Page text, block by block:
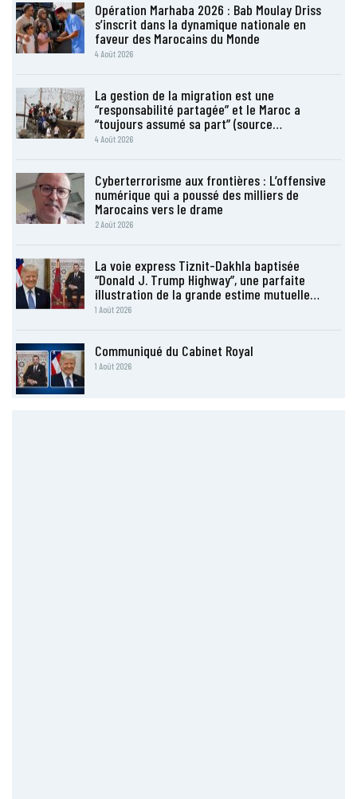
Opération Marhaba 2026 : Bab Moulay Driss
s’inscrit dans la dynamique nationale en
faveur des Marocains du Monde
4 Août 2026
La gestion de la migration est une
“responsabilité partagée” et le Maroc a
“toujours assumé sa part” (source…
4 Août 2026
Cyberterrorisme aux frontières : L’offensive
numérique qui a poussé des milliers de
Marocains vers le drame
2 Août 2026
La voie express Tiznit-Dakhla baptisée
“Donald J. Trump Highway”, une parfaite
illustration de la grande estime mutuelle…
1 Août 2026
Communiqué du Cabinet Royal
1 Août 2026